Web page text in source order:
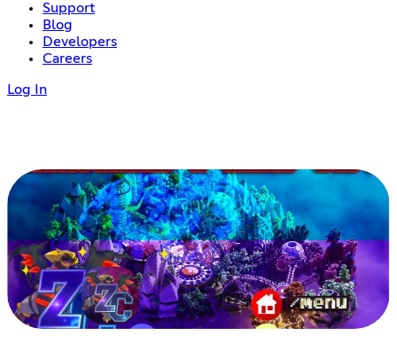
Support
Blog
Developers
Careers
Log In